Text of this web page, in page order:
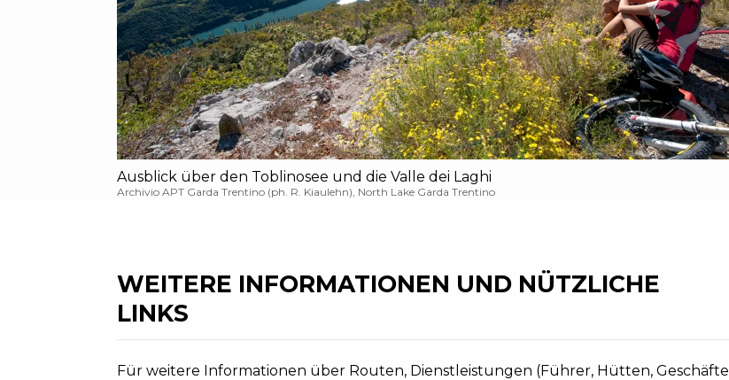
Ausblick über den Toblinosee und die Valle dei Laghi
Archivio APT Garda Trentino (ph. R. Kiaulehn), North Lake Garda Trentino
WEITERE INFORMATIONEN UND NÜTZLICHE
LINKS
Für weitere Informationen über Routen, Dienstleistungen (Führer, Hütten, Geschäfte